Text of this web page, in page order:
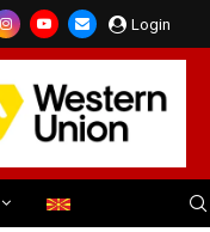
Login